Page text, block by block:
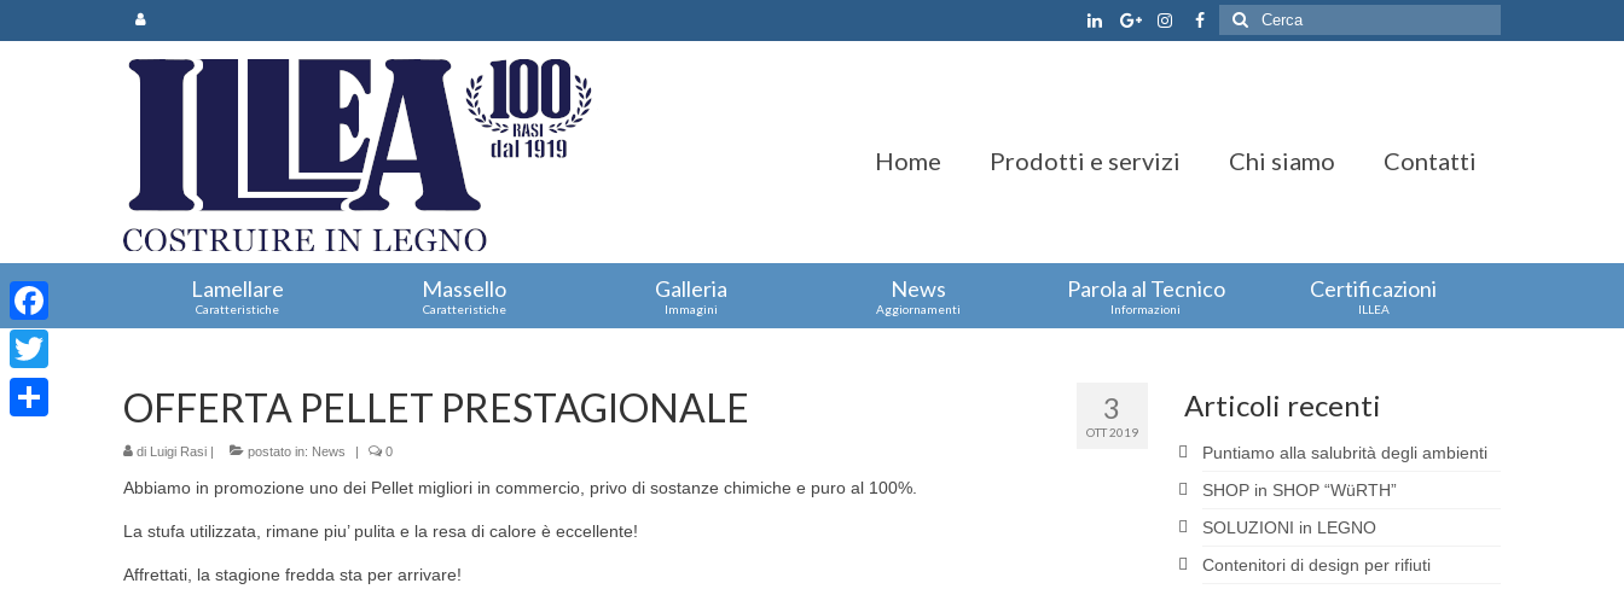
Cerca:
Home Prodotti e servizi Chi siamo Contatti
Lamellare
Caratteristiche
Massello
Caratteristiche
Galleria
Immagini
News
Aggiornamenti
Parola al Tecnico
Informazioni
Certificazioni
ILLEA
3
OTT 2019
OFFERTA PELLET PRESTAGIONALE
di Luigi Rasi | postato in: News | 0
Abbiamo in promozione uno dei Pellet migliori in commercio, privo di sostanze chimiche e puro al 100%.
La stufa utilizzata, rimane piu’ pulita e la resa di calore è eccellente!
Affrettati, la stagione fredda sta per arrivare!
Articoli recenti
Puntiamo alla salubrità degli ambienti
SHOP in SHOP “WüRTH”
SOLUZIONI in LEGNO
Contenitori di design per rifiuti
Facebook
Twitter